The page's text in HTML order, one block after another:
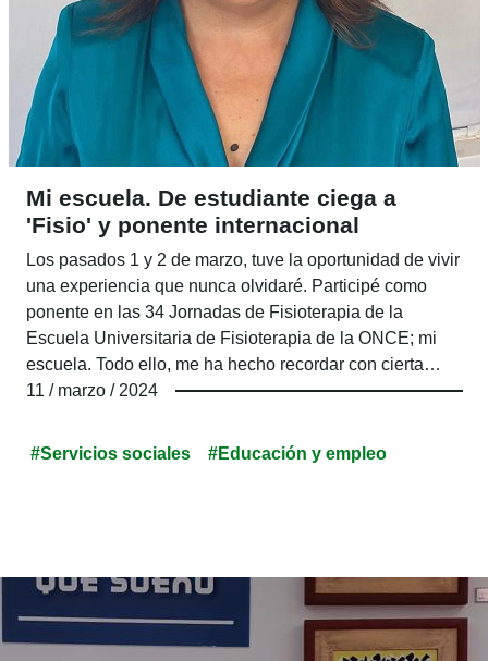
Mi escuela. De estudiante ciega a
'Fisio' y ponente internacional
Los pasados 1 y 2 de marzo, tuve la oportunidad de vivir
una experiencia que nunca olvidaré. Participé como
ponente en las 34 Jornadas de Fisioterapia de la
Escuela Universitaria de Fisioterapia de la ONCE; mi
escuela. Todo ello, me ha hecho recordar con cierta
nostalgia mi paso por allí como estudiante. Han pasado
comenzaron a celebrarse las jornadas.
11 / marzo / 2024
#Servicios sociales #Educación y empleo